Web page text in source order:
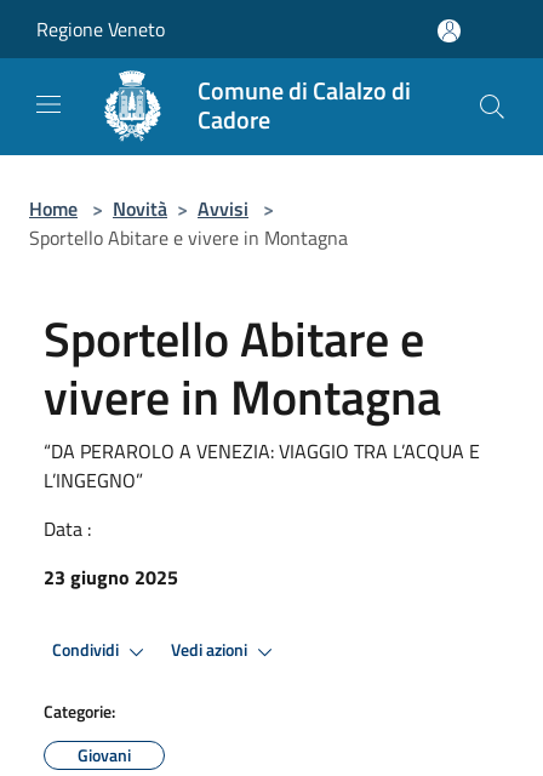
Regione Veneto
Comune di Calalzo di
Cadore
Home > Novità > Avvisi >
Sportello Abitare e vivere in Montagna
Sportello Abitare e
vivere in Montagna
“DA PERAROLO A VENEZIA: VIAGGIO TRA L’ACQUA E
L’INGEGNO”
Data :
23 giugno 2025
Condividi Vedi azioni
Categorie:
Giovani